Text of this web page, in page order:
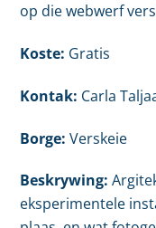
op die webwerf
Koste: Gratis
Kontak: Carla
Borge: Verskeie
Beskrywing:
eksperimentele